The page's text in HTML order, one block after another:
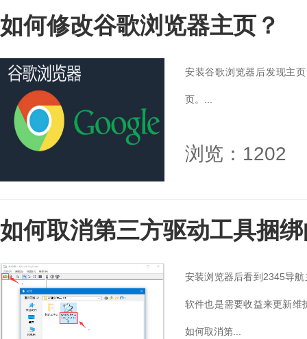
如何修改谷歌浏览器主页？
安装谷歌浏览器后发现主
页。...
浏览：1202
如何取消第三方驱动工具捆
安装浏览器后看到2345导
软件也是需要收益来更新维
如何取消第...